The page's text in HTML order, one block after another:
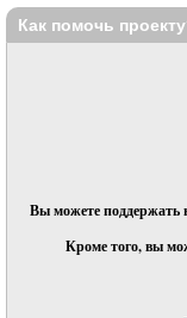
Как помочь
Вы можете поддержать
Кроме того, вы